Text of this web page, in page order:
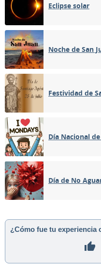
Eclipse solar
Noche de San
Festividad de
Día Nacional
Día de No
¿Cómo fue tu experiencia